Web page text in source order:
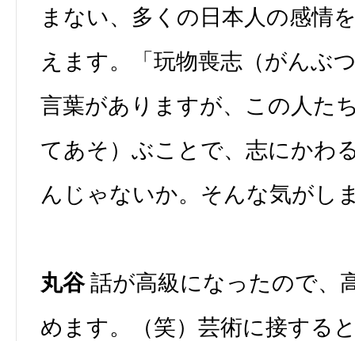
まない、多くの日本人の感情
えます。「玩物喪志（がんぶ
言葉がありますが、この人た
てあそ）ぶことで、志にかわ
んじゃないか。そんな気がし
丸谷話が高級になったので、
めます。（笑）芸術に接する